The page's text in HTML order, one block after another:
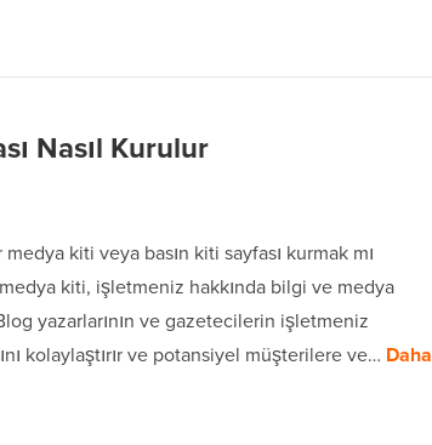
Nasıl Kurulur
kiti veya basın kiti sayfası kurmak mı
kiti, işletmeniz hakkında bilgi ve medya
yazarlarının ve gazetecilerin işletmeniz
kolaylaştırır ve potansiyel müşterilere ve… Daha